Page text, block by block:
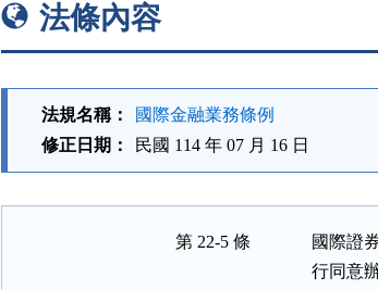
法條內容
法規名稱：
國際金融業務條例
修正日期：
民國 114 年 07 月 16 日
第 22-5 條
國際證
行同意